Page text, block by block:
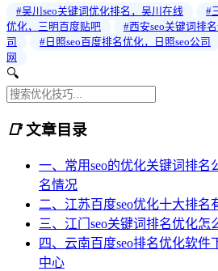
#吴川seo关键词优化排名，吴川在线
#
优化，三明百度贴吧
#西安seo关键词排
司
#日照seo百度排名优化，日照seo公司
网
🔍
📑文章目录
一、常用seo的优化关键词排名
名情况
二、江苏百度seo优化十大排名
三、江门seo关键词排名优化怎
四、云南百度seo排名优化软
中心